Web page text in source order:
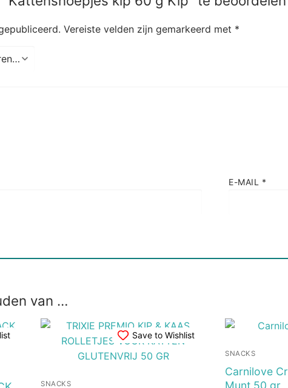
Vereiste velden zijn gemarkeerd met *
E-MAIL *
van …
Save to Wishlist
SNACKS
SNACKS
Carnilove
Munt 50 gr